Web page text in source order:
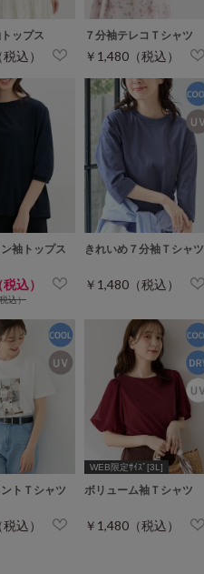
ップス
込）
７分袖テレコＴシャツ
￥1,480（税込）
袖トップス
込）
込）
きれいめ７分袖Ｔシャツ
￥1,480（税込）
トＴシャツ
込）
WEB限定ｻｲｽﾞ[3L]
ボリューム袖Ｔシャツ
￥1,480（税込）